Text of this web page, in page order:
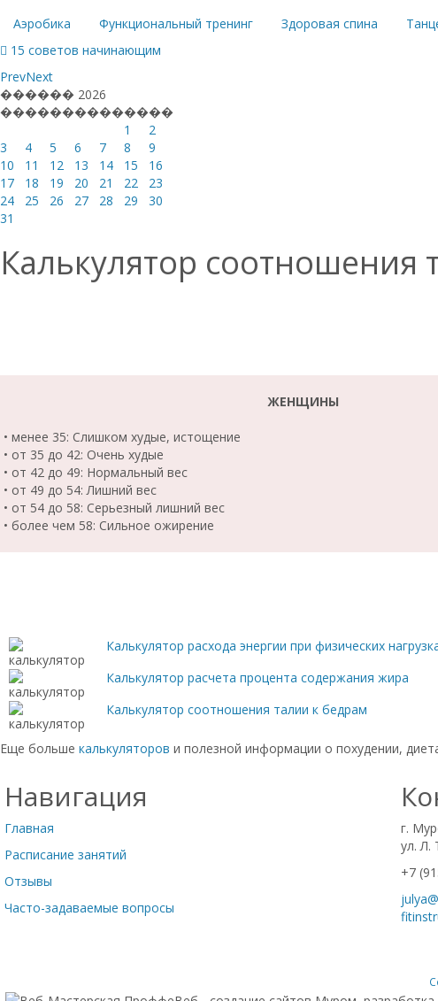
Аэробика Функциональный тренинг Здоровая спина
15 советов начинающим
PrevNext
������ 2026
��������������
1
2
3
4 5 6 7 8
9
10
11 12 13 14 15
16
17
18 19 20 21 22
23
24
25 26 27 28 29
30
31
Калькулятор соотношения
ЖЕНЩИНЫ
• менее 35: Слишком худые, истощение
• от 35 до 42: Очень худые
• от 42 до 49: Нормальный вес
• от 49 до 54: Лишний вес
• от 54 до 58: Серьезный лишний вес
• более чем 58: Сильное ожирение
Калькулятор расхода энергии при физических
Калькулятор расчета процента содержания жира
Калькулятор соотношения талии к бедрам
Еще больше калькуляторов и полезной информации о похудении,
Навигация
Главная
Расписание занятий
Отзывы
Часто-задаваемые вопросы
г.
ул. Л.
+7